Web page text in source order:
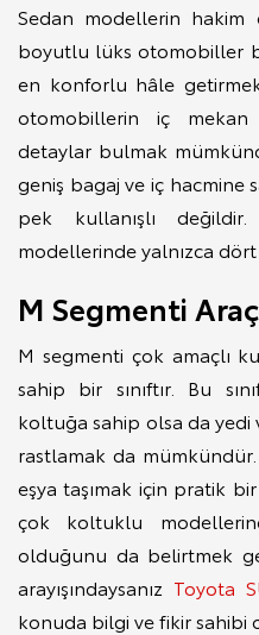
Sedan modellerin
boyutlu lüks otomobiller
en konforlu hâle
otomobillerin iç mekan
detaylar bulmak
geniş bagaj ve iç hacmine
pek kullanışlı
modellerinde yalnızca
M Segmenti
M segmenti çok amaçlı
sahip bir sınıftır. Bu
koltuğa sahip olsa da
rastlamak da
eşya taşımak için pratik
çok koltuklu
olduğunu da belirtmek
arayışındaysanız Toyota
konuda bilgi ve fikir sahibi